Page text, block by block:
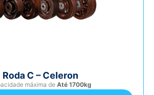
Roda C – Celeron
máxima de Até 1700kg